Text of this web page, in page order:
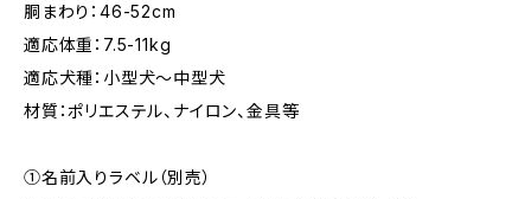
胴まわり：46-52cm
適応体重：7.5-11kg
適応犬種：小型犬～中型犬
材質：ポリエステル、ナイロン、金具等
①名前入りラベル（別売）